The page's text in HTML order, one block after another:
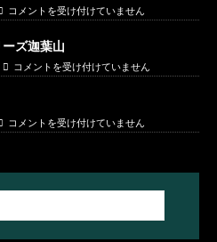
コメントを受け付けていません
ズ迦葉山
コメントを受け付けていません
コメントを受け付けていません